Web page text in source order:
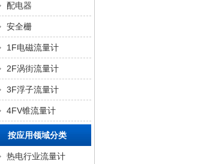
配电器
安全栅
1F电磁流量计
2F涡街流量计
3F浮子流量计
4FV锥流量计
按应用领域分类
热电行业流量计